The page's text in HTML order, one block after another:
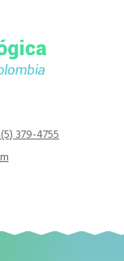
379-4755